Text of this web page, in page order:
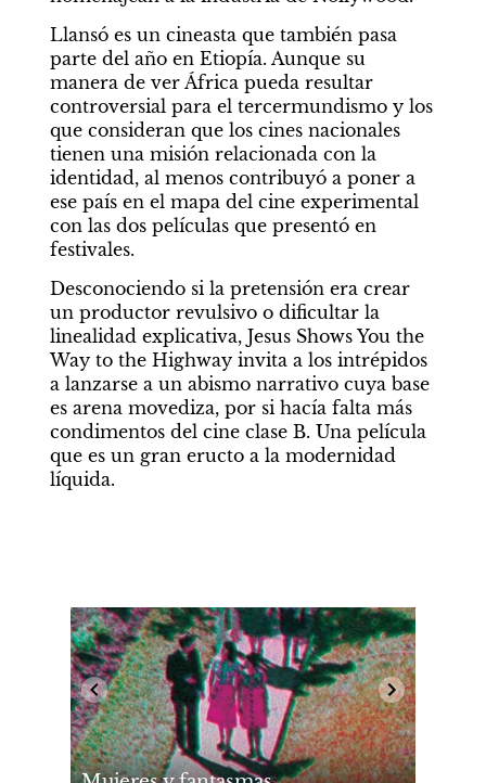
Llansó es un cineasta que también pasa
parte del año en Etiopía. Aunque su
manera de ver África pueda resultar
controversial para el tercermundismo y los
que consideran que los cines nacionales
tienen una misión relacionada con la
identidad, al menos contribuyó a poner a
ese país en el mapa del cine experimental
con las dos películas que presentó en
festivales.
Desconociendo si la pretensión era crear
un productor revulsivo o dificultar la
linealidad explicativa, Jesus Shows You the
Way to the Highway invita a los intrépidos
a lanzarse a un abismo narrativo cuya base
es arena movediza, por si hacía falta más
condimentos del cine clase B. Una película
que es un gran eructo a la modernidad
líquida.